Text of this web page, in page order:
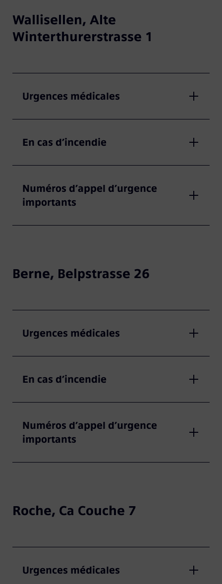
Wallisellen, Alte
Winterthurerstrasse 1
Urgences médicales
En cas d’incendie
Numéros d’appel d’urgence
importants
Berne, Belpstrasse 26
Urgences médicales
En cas d’incendie
Numéros d’appel d’urgence
importants
Roche, Ca Couche 7
Urgences médicales